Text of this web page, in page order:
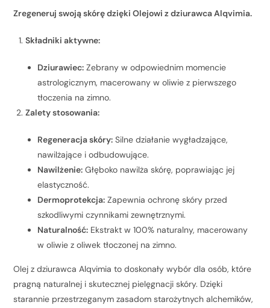
Zregeneruj swoją skórę dzięki Olejowi z dziurawca Alqvimia.
Składniki aktywne:
Dziurawiec: Zebrany w odpowiednim momencie
astrologicznym, macerowany w oliwie z pierwszego
tłoczenia na zimno.
Zalety stosowania:
Regeneracja skóry: Silne działanie wygładzające,
nawilżające i odbudowujące.
Nawilżenie: Głęboko nawilża skórę, poprawiając jej
elastyczność.
Dermoprotekcja: Zapewnia ochronę skóry przed
szkodliwymi czynnikami zewnętrznymi.
Naturalność: Ekstrakt w 100% naturalny, macerowany
w oliwie z oliwek tłoczonej na zimno.
Olej z dziurawca Alqvimia to doskonały wybór dla osób, które
pragną naturalnej i skutecznej pielęgnacji skóry. Dzięki
starannie przestrzeganym zasadom starożytnych alchemików,